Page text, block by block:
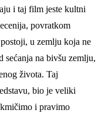
i taj film jeste kultni
povratkom
u zemlju koja ne
sećanja na bivšu zemlju,
života. Taj
bio je veliki
i pravimo